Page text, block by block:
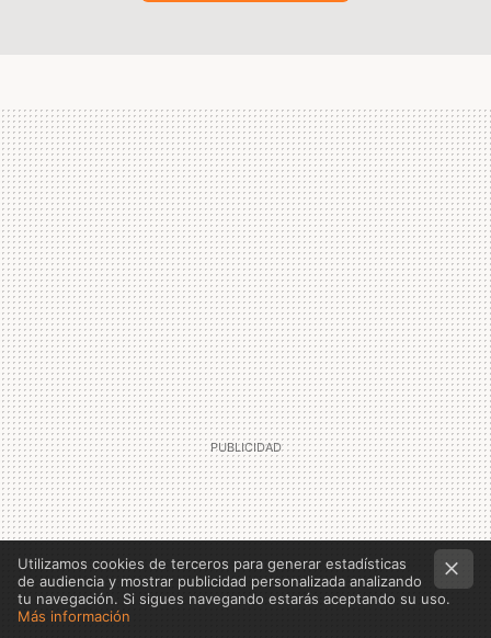
Utilizamos cookies de terceros para generar estadísticas
de audiencia y mostrar publicidad personalizada analizando
tu navegación. Si sigues navegando estarás aceptando su uso.
Más información